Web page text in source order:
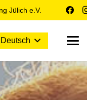
Jülich e.V.
Deutsch